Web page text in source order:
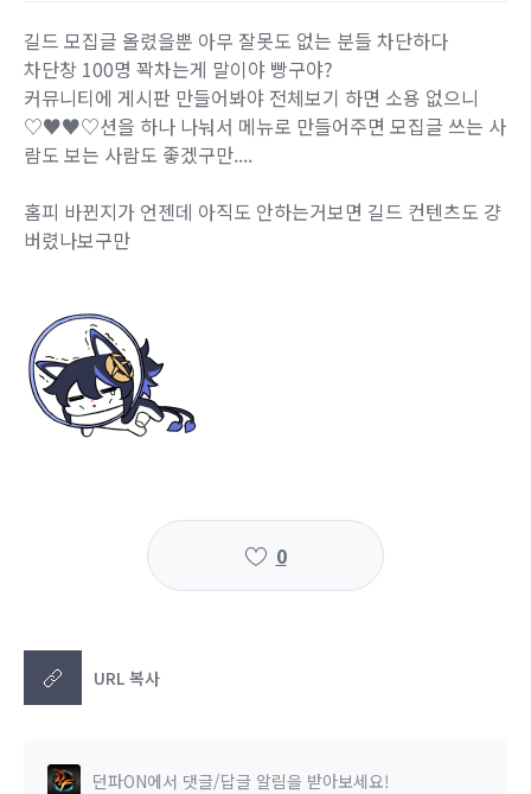
길드 모집글 올렸을뿐 아무 잘못도 없는 분들 차단하다
차단창 100명 꽉차는게 말이야 빵구야?
커뮤니티에 게시판 만들어봐야 전체보기 하면 소용 없으니
♡♥♥♡션을 하나 나눠서 메뉴로 만들어주면 모집글 쓰는 사
람도 보는 사람도 좋겠구만....
홈피 바뀐지가 언젠데 아직도 안하는거보면 길드 컨텐츠도 걍
버렸나보구만
0
URL 복사
던파ON에서 댓글/답글 알림을 받아보세요!